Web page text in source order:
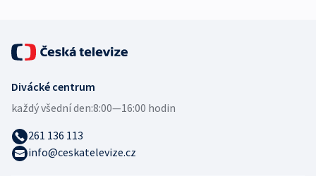
Divácké centrum
každý všední den:8:00—16:00 hodin
261 136 113
info@ceskatelevize.cz